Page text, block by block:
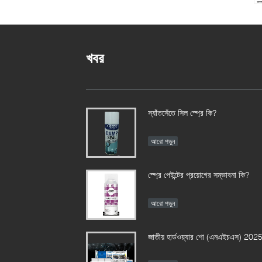
ও
খবর
স্যাঁতসেঁতে সিল স্প্রে কি?
আরো পড়ুন
স্প্রে পেইন্টের প্রয়োগের সম্ভাবনা কি?
আরো পড়ুন
জাতীয় হার্ডওয়্যার শো (এনএইচএস) 2025